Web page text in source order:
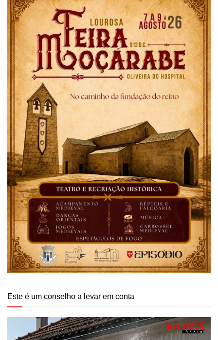
Este é um conselho a levar em conta